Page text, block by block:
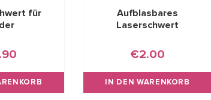
für
Aufblasbares
Laserschwert
€2.00
IN DEN WARENKORB